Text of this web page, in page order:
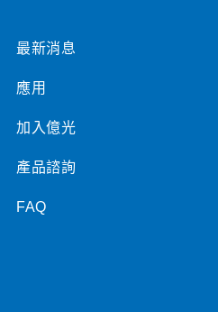
最新消息
應用
加入億光
產品諮詢
FAQ